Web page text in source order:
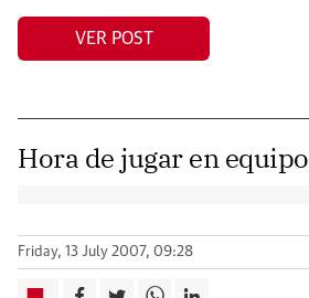
VER POST
Hora de jugar en equipo
Friday, 13 July 2007, 09:28